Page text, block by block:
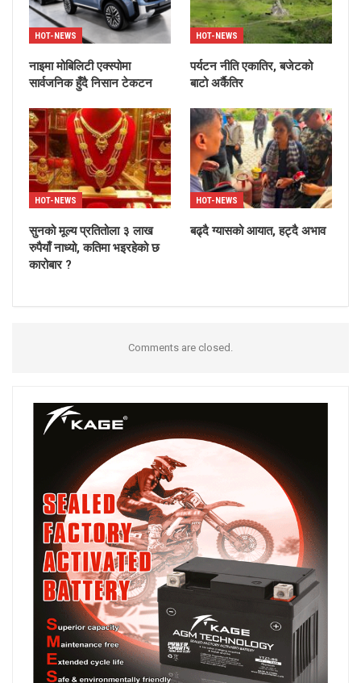
HOT-NEWS
नाइमा मोबिलिटी एक्स्पोमा
सार्वजनिक हुँदै निसान टेकटन
HOT-NEWS
पर्यटन नीति एकातिर, बजेटको
बाटो अर्कैतिर
HOT-NEWS
सुनको मूल्य प्रतितोला ३ लाख
रुपैयाँ नाध्यो, कतिमा भइरहेको छ
कारोबार ?
HOT-NEWS
बढ्दै ग्यासको आयात, हट्दै अभाव
Comments are closed.